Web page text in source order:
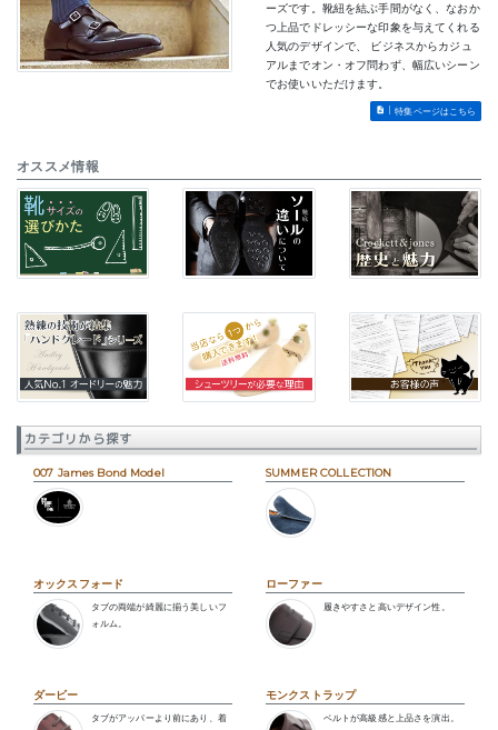
ーズです。靴紐を結ぶ手間がなく、なおか
つ上品でドレッシーな印象を与えてくれる
人気のデザインで、 ビジネスからカジュ
アルまでオン・オフ問わず、幅広いシーン
でお使いいただけます。
特集ページはこちら
オススメ情報
カテゴリから探す
007 James Bond Model SUMMER COLLECTION
オックスフォード
タブの両端が綺麗に揃う美しいフ
ォルム。
ローファー
履きやすさと高いデザイン性。
ダービー
タブがアッパーより前にあり、着
モンクストラップ
ベルトが高級感と上品さを演出。